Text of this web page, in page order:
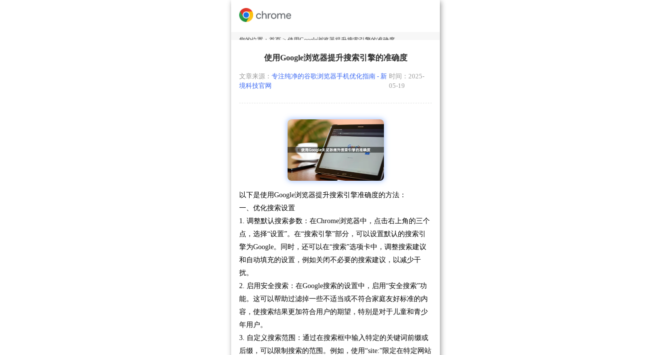
您的位置： 首页 > 使用Google浏览器提升搜索引擎的准确度
使用Google浏览器提升搜索引擎的准确度
文章来源： 专注纯净的谷歌浏览器手机优化指南 - 新
境科技官网
时间：2025-
05-19
以下是使用Google浏览器提升搜索引擎准确度的方法：
一、优化搜索设置
1. 调整默认搜索参数：在Chrome浏览器中，点击右上角的三个
点，选择“设置”。在“搜索引擎”部分，可以设置默认的搜索引
擎为Google。同时，还可以在“搜索”选项卡中，调整搜索建议
和自动填充的设置，例如关闭不必要的搜索建议，以减少干
扰。
2. 启用安全搜索：在Google搜索的设置中，启用“安全搜索”功
能。这可以帮助过滤掉一些不适当或不符合家庭友好标准的内
容，使搜索结果更加符合用户的期望，特别是对于儿童和青少
年用户。
3. 自定义搜索范围：通过在搜索框中输入特定的关键词前缀或
后缀，可以限制搜索的范围。例如，使用“site:”限定在特定网站